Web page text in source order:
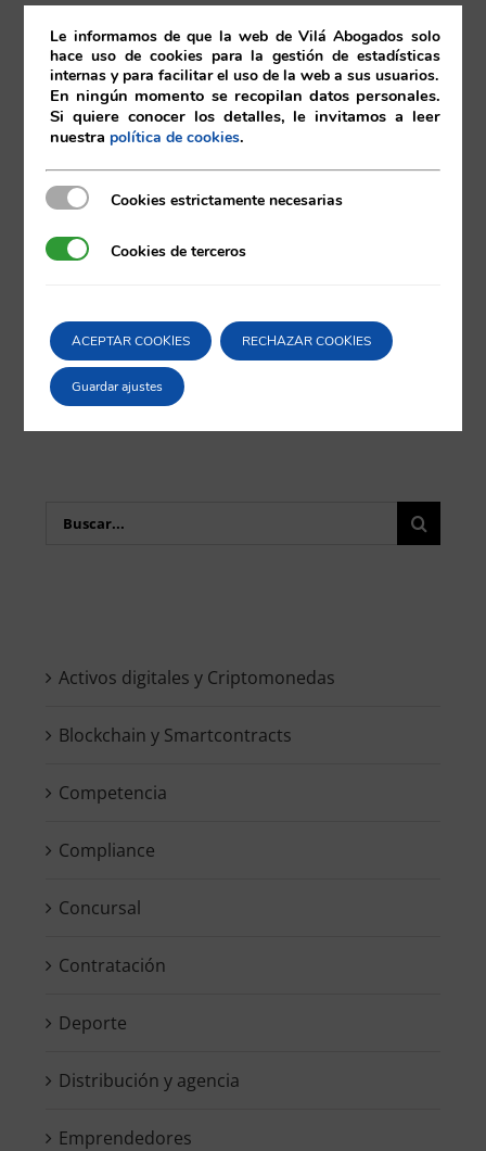
03/04/2014 | Extranjería,Societario
Comparta esta noticia en sus redes
sociales favoritas!
X LinkedIn
Buscar:
Activos digitales y Criptomonedas
Blockchain y Smartcontracts
Competencia
Compliance
Concursal
Contratación
Deporte
Distribución y agencia
Emprendedores
Le informamos de que la web de Vilá Abogados solo
hace uso de cookies para la gestión de estadísticas
internas y para facilitar el uso de la web a sus usuarios.
En ningún momento se recopilan datos personales.
Si quiere conocer los detalles, le invitamos a leer
nuestra política de cookies.
Cookies estrictamente necesarias
Cookies estrictamente necesarias
Cookies de terceros
Cookies de terceros
ACEPTAR COOKIES RECHAZAR COOKIES
Guardar ajustes